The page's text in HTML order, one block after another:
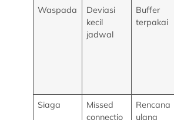
Waspada
Deviasi
kecil
jadwal
Buffer
terpakai
Siaga
Missed
connectio
Rencana
ulang